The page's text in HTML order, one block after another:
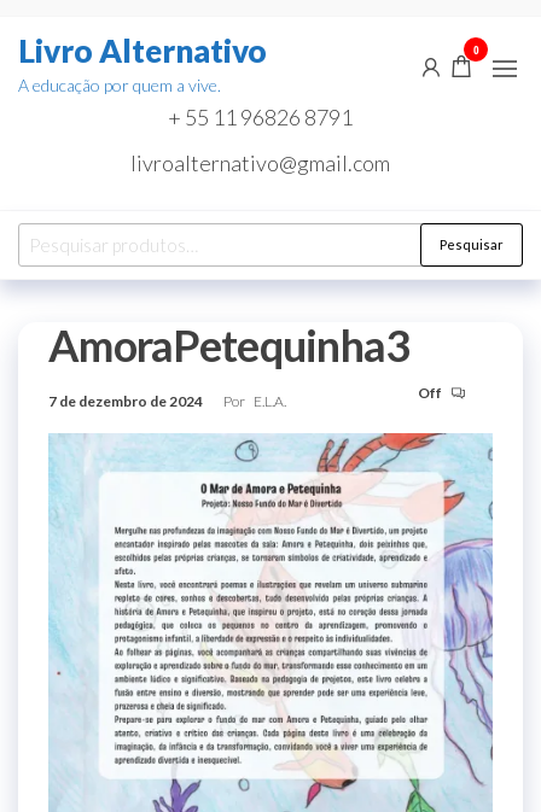
paraLivro Alternativo
A educação por quem a vive.
+ 55 11 96826 8791
livroalternativo@gmail.com
0
Pesquisar
por:
Pesquisar
AmoraPetequinha3
7 de dezembro de 2024 Por E.L.A. Off